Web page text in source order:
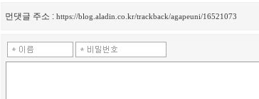
먼댓글 주소 : https://blog.aladin.co.kr/trackback/agapeuni/16521073